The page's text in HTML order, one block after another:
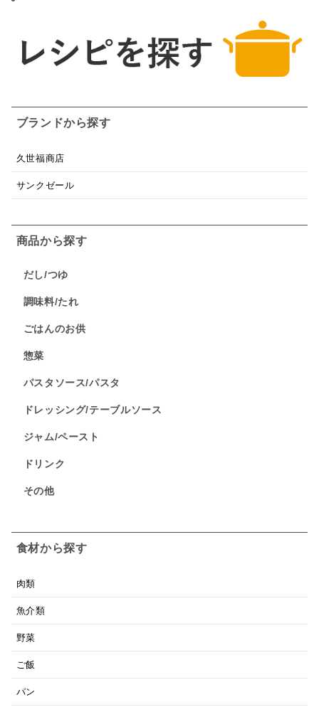
ブランドから探す
久世福商店
サンクゼール
商品から探す
だし/つゆ
調味料/たれ
ごはんのお供
惣菜
パスタソース/パスタ
ドレッシング/テーブルソース
ジャム/ペースト
ドリンク
その他
食材から探す
肉類
魚介類
野菜
ご飯
パン